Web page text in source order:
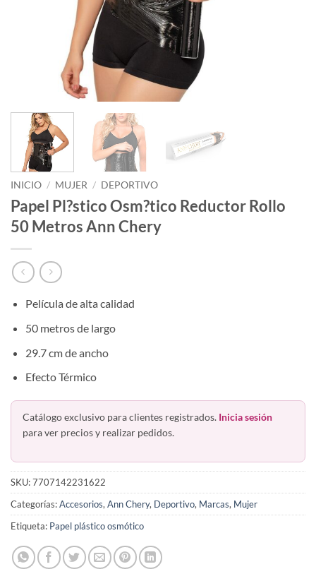
INICIO / MUJER / DEPORTIVO
Papel Pl?stico Osm?tico Reductor Rollo
50 Metros Ann Chery
Película de alta calidad
50 metros de largo
29.7 cm de ancho
Efecto Térmico
Catálogo exclusivo para clientes registrados. Inicia sesión
para ver precios y realizar pedidos.
SKU:7707142231622
Categorías:Accesorios, Ann Chery, Deportivo, Marcas, Mujer
Etiqueta: Papel plástico osmótico